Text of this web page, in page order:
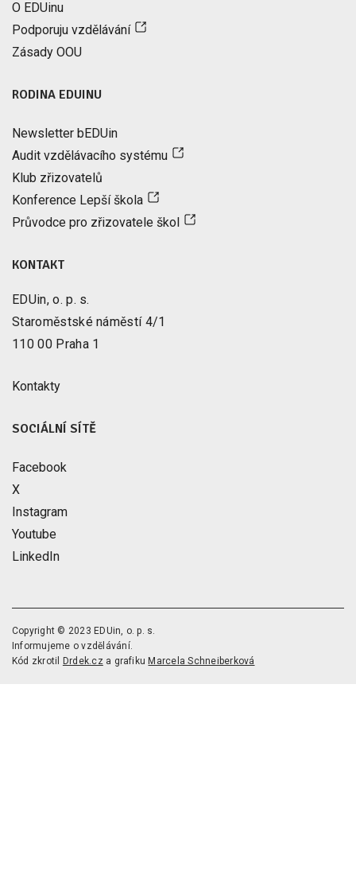
O EDUinu
Podporuju vzdělávání
Zásady OOU
RODINA EDUINU
Newsletter bEDUin
Audit vzdělávacího systému
Klub zřizovatelů
Konference Lepší škola
Průvodce pro zřizovatele škol
KONTAKT
EDUin, o. p. s.
Staroměstské náměstí 4/1
110 00 Praha 1
Kontakty
SOCIÁLNÍ SÍTĚ
Facebook
X
Instagram
Youtube
LinkedIn
Copyright © 2023 EDUin, o. p. s.
Informujeme o vzdělávání.
Kód zkrotil
Drdek.cza grafiku Marcela Schneiberková